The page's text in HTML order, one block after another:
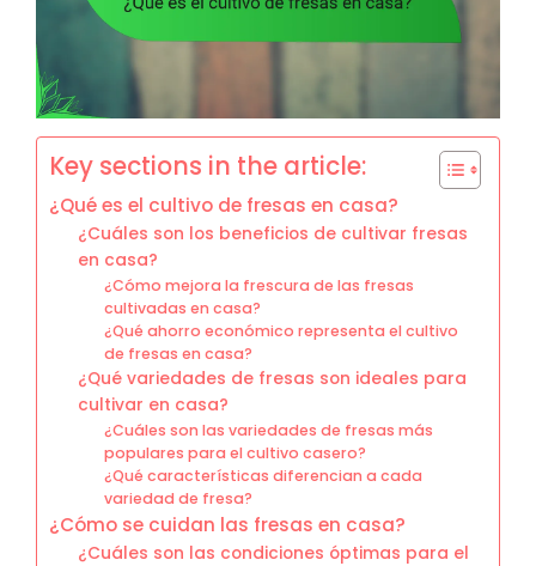
Key sections in the article:
¿Qué es el cultivo de fresas en casa?
¿Cuáles son los beneficios de cultivar fresas
en casa?
¿Cómo mejora la frescura de las fresas
cultivadas en casa?
¿Qué ahorro económico representa el cultivo
de fresas en casa?
¿Qué variedades de fresas son ideales para
cultivar en casa?
¿Cuáles son las variedades de fresas más
populares para el cultivo casero?
¿Qué características diferencian a cada
variedad de fresa?
¿Cómo se cuidan las fresas en casa?
¿Cuáles son las condiciones óptimas para el